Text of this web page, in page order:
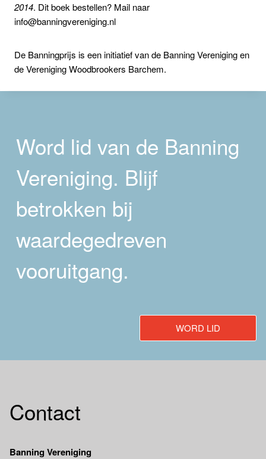
2014. Dit boek bestellen? Mail naar
info@banningvereniging.nl
De Banningprijs is een initiatief van de Banning Vereniging en
de Vereniging Woodbrookers Barchem.
Word lid van de Banning
Vereniging. Blijf
betrokken bij
waardegedreven
vooruitgang.
WORD LID
Contact
Banning Vereniging